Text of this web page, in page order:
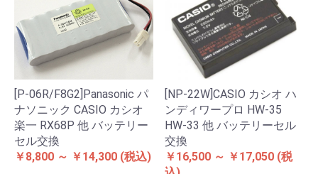
[P-06R/F8G2]Panasonic パ
ナソニック CASIO カシオ
楽一 RX68P 他 バッテリー
セル交換
￥8,800 ～ ￥14,300 (税込)
[NP-22W]CASIO カシオ ハ
ンディワープロ HW-35
HW-33 他 バッテリーセル
交換
￥16,500 ～ ￥17,050 (税